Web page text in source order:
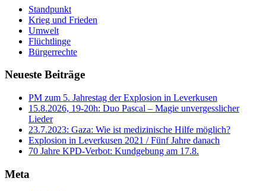
Standpunkt
Krieg und Frieden
Umwelt
Flüchtlinge
Bürgerrechte
Neueste Beiträge
PM zum 5. Jahrestag der Explosion in Leverkusen
15.8.2026, 19-20h: Duo Pascal – Magie unvergesslicher
Lieder
23.7.2023: Gaza: Wie ist medizinische Hilfe möglich?
Explosion in Leverkusen 2021 / Fünf Jahre danach
70 Jahre KPD‑Verbot: Kundgebung am 17.8.
Meta